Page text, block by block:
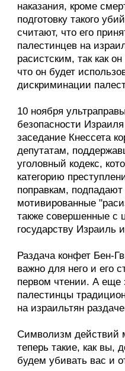
наказания, кроме
подготовку такого
считают, что его
палестинцев на
расистским, так как
что он будет
дискриминации
10 ноября
безопасности
заседание Кнессета
депутатам,
уголовный кодекс,
категорию
поправкам,
мотивированные
также совершенные с
государству Израиль
Раздача конфет Бен-
важно для него и его
первом чтении. А еще
палестинцы
на израильтян
Символизм действий
теперь такие, как вы,
будем убивать вас и